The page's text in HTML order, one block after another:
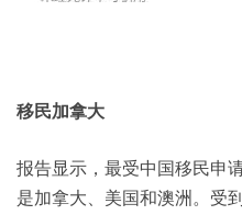
移民加拿大
报告显示，最受中国移民申
是加拿大、美国和澳洲。受